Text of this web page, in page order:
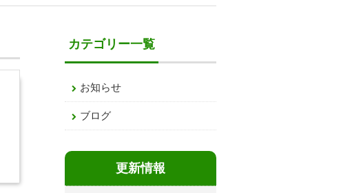
カテゴリー一覧
お知らせ
ブログ
更新情報